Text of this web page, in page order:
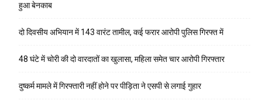
हुआ बेनकाब
दो दिवसीय अभियान में 143 वारंट तामील, कई फरार आरोपी पुलिस गिरफ्त में
48 घंटे में चोरी की दो वारदातों का खुलासा, महिला समेत चार आरोपी गिरफ्तार
दुष्कर्म मामले में गिरफ्तारी नहीं होने पर पीड़िता ने एसपी से लगाई गुहार